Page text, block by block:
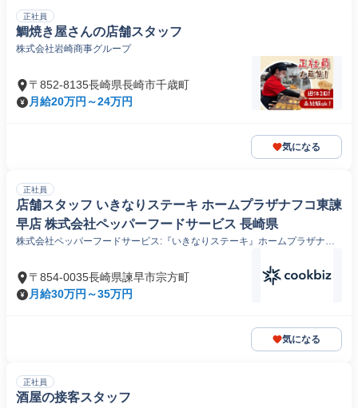
正社員
鯛焼き屋さんの店舗スタッフ
株式会社岩崎商事グループ
〒852-8135長崎県長崎市千歳町
月給20万円～24万円
気になる
正社員
店舗スタッフ いきなりステーキ ホームプラザナフコ東諫
早店 株式会社ペッパーフードサービス 長崎県
株式会社ペッパーフードサービス:『いきなりステーキ』ホームプラザナフ
〒854-0035長崎県諫早市宗方町
月給30万円～35万円
気になる
正社員
酒屋の接客スタッフ